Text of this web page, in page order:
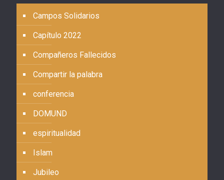
Campos Solidarios
Capítulo 2022
Compañeros Fallecidos
Compartir la palabra
conferencia
DOMUND
espiritualidad
Islam
Jubileo